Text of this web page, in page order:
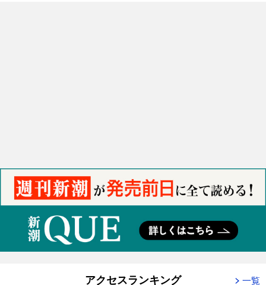
アクセスランキング 一覧